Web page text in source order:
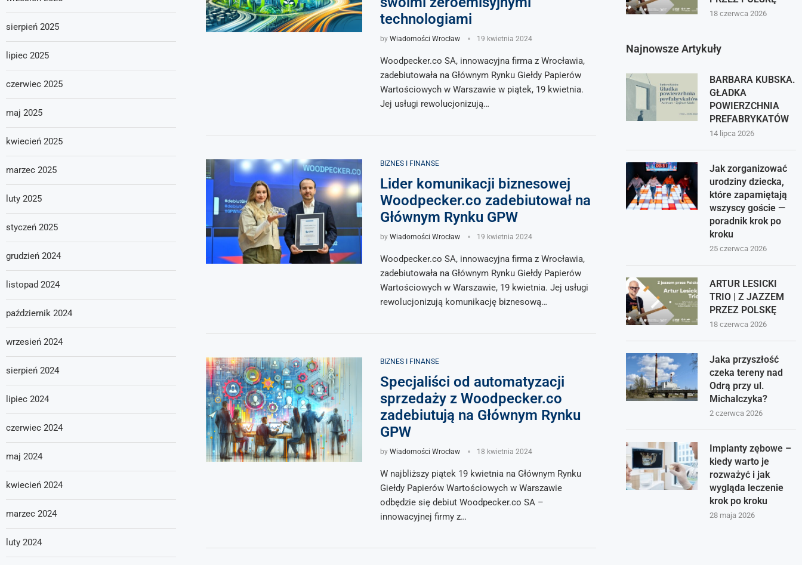
technologiami
by Wiadomości Wrocław 19 kwietnia 2024
Woodpecker.co SA, innowacyjna firma z Wrocławia,
zadebiutowała na Głównym Rynku Giełdy Papierów
Wartościowych w Warszawie w piątek, 19 kwietnia.
Jej usługi rewolucjonizują…
BIZNES I FINANSE
Lider komunikacji biznesowej
Woodpecker.co zadebiutował na
Głównym Rynku GPW
by Wiadomości Wrocław 19 kwietnia 2024
Woodpecker.co SA, innowacyjna firma z Wrocławia,
zadebiutowała na Głównym Rynku Giełdy Papierów
Wartościowych w Warszawie, 19 kwietnia. Jej usługi
rewolucjonizują komunikację biznesową…
BIZNES I FINANSE
Specjaliści od automatyzacji
sprzedaży z Woodpecker.co
zadebiutują na Głównym Rynku
GPW
by Wiadomości Wrocław 18 kwietnia 2024
W najbliższy piątek 19 kwietnia na Głównym Rynku
Giełdy Papierów Wartościowych w Warszawie
odbędzie się debiut Woodpecker.co SA –
innowacyjnej firmy z…
18 czerwca 2026
Najnowsze Artykuły
BARBARA KUBSKA.
GŁADKA
POWIERZCHNIA
PREFABRYKATÓW
14 lipca 2026
Jak zorganizować
urodziny dziecka,
które zapamiętają
wszyscy goście —
poradnik krok po
kroku
25 czerwca 2026
ARTUR LESICKI
TRIO | Z JAZZEM
PRZEZ POLSKĘ
18 czerwca 2026
Jaka przyszłość
czeka tereny nad
Odrą przy ul.
Michalczyka?
2 czerwca 2026
Implanty zębowe –
kiedy warto je
rozważyć i jak
wygląda leczenie
krok po kroku
28 maja 2026
sierpień 2025
lipiec 2025
czerwiec 2025
maj 2025
kwiecień 2025
marzec 2025
luty 2025
styczeń 2025
grudzień 2024
listopad 2024
październik 2024
wrzesień 2024
sierpień 2024
lipiec 2024
czerwiec 2024
maj 2024
kwiecień 2024
marzec 2024
luty 2024